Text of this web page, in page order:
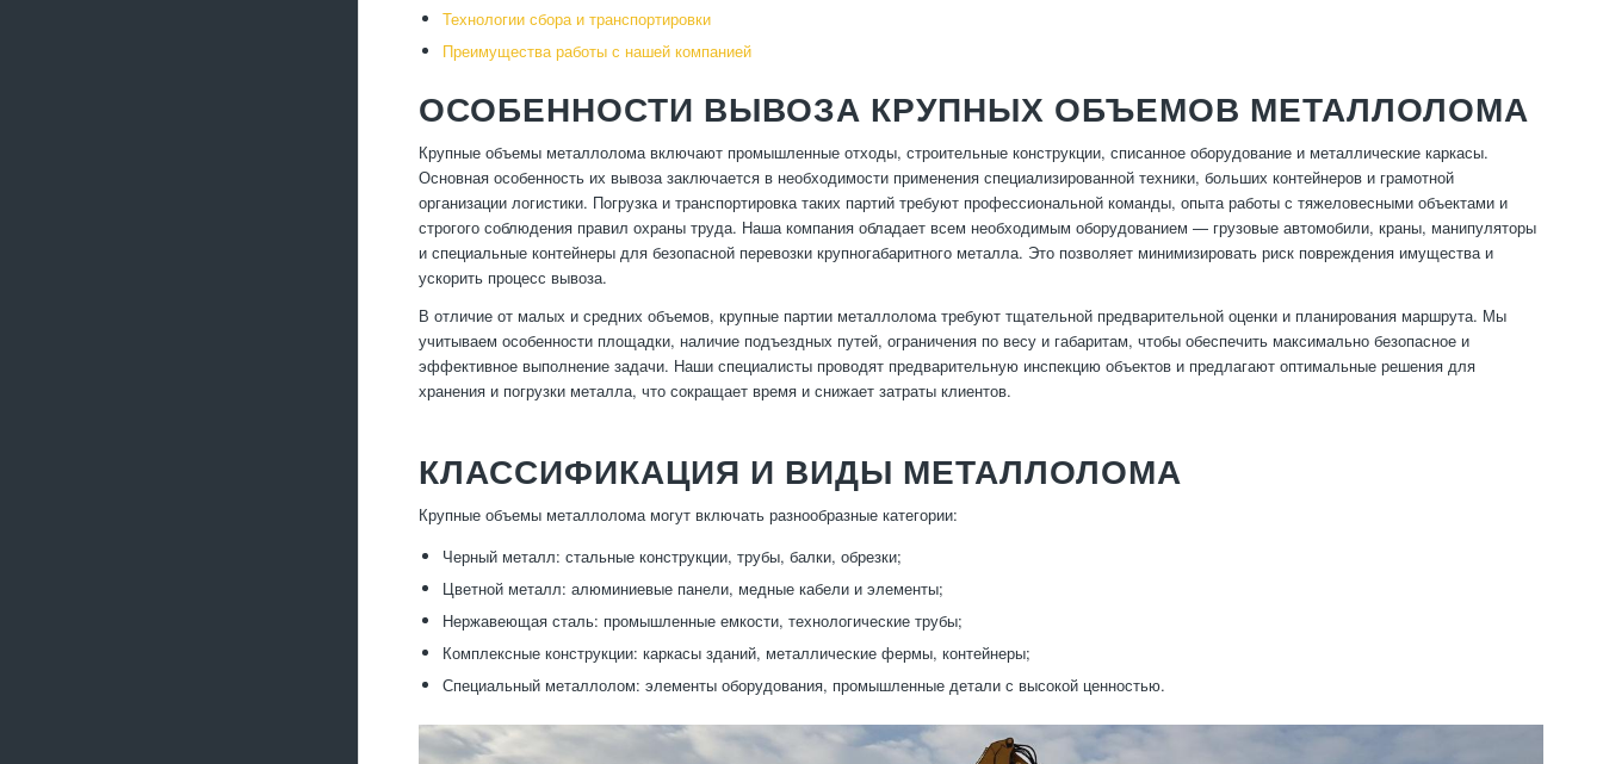
Технологии сбора и транспортировки
Преимущества работы с нашей компанией
ОСОБЕННОСТИ ВЫВОЗА КРУПНЫХ ОБЪЕМОВ МЕТАЛЛОЛОМА
Крупные объемы металлолома включают промышленные отходы, строительные конструкции, списанное оборудование и металлические каркасы.
Основная особенность их вывоза заключается в необходимости применения специализированной техники, больших контейнеров и грамотной
организации логистики. Погрузка и транспортировка таких партий требуют профессиональной команды, опыта работы с тяжеловесными объектами и
строгого соблюдения правил охраны труда. Наша компания обладает всем необходимым оборудованием — грузовые автомобили, краны, манипуляторы
и специальные контейнеры для безопасной перевозки крупногабаритного металла. Это позволяет минимизировать риск повреждения имущества и
ускорить процесс вывоза.
В отличие от малых и средних объемов, крупные партии металлолома требуют тщательной предварительной оценки и планирования маршрута. Мы
учитываем особенности площадки, наличие подъездных путей, ограничения по весу и габаритам, чтобы обеспечить максимально безопасное и
эффективное выполнение задачи. Наши специалисты проводят предварительную инспекцию объектов и предлагают оптимальные решения для
хранения и погрузки металла, что сокращает время и снижает затраты клиентов.
КЛАССИФИКАЦИЯ И ВИДЫ МЕТАЛЛОЛОМА
Крупные объемы металлолома могут включать разнообразные категории:
Черный металл: стальные конструкции, трубы, балки, обрезки;
Цветной металл: алюминиевые панели, медные кабели и элементы;
Нержавеющая сталь: промышленные емкости, технологические трубы;
Комплексные конструкции: каркасы зданий, металлические фермы, контейнеры;
Специальный металлолом: элементы оборудования, промышленные детали с высокой ценностью.